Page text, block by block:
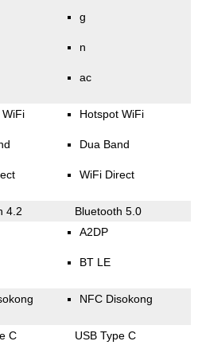
g
n
ac
Hotspot WiFi
Dua Band
WiFi Direct
4.2 Bluetooth 5.0
A2DP
BT LE
NFC Disokong
C USB Type C